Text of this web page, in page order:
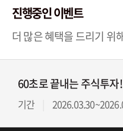
진행중인 이벤트
더 많은 혜택을 드리기 위
60초로 끝내는 주식투
기간